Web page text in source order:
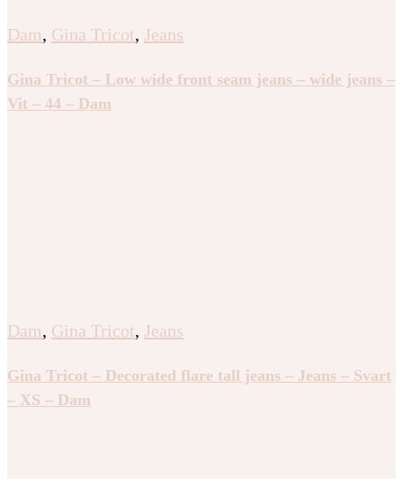
Dam, Gina Tricot, Jeans
Gina Tricot – Low wide front seam jeans – wide jeans –
Vit – 44 – Dam
Dam, Gina Tricot, Jeans
Gina Tricot – Decorated flare tall jeans – Jeans – Svart
– XS – Dam